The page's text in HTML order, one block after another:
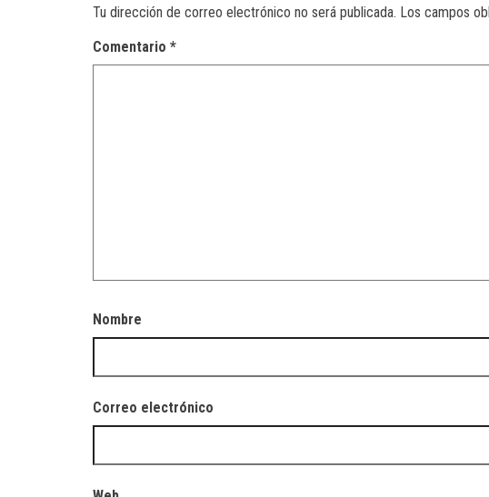
Tu dirección de correo electrónico no será publicada. Los campos
Comentario *
Nombre
Correo electrónico